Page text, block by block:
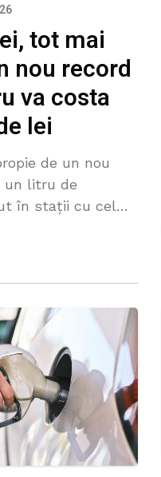
tot mai
nou record
va costa
lei
de un nou
un litru de
în stații cu cel